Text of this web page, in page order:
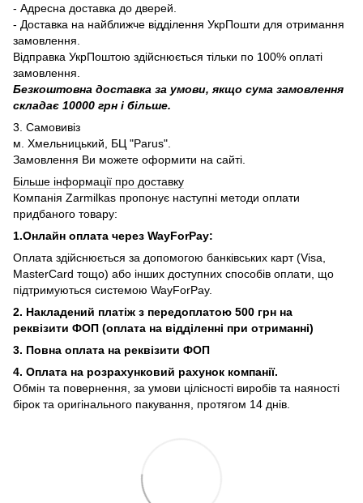
- Адресна доставка до дверей.
- Доставка на найближче відділення УкрПошти для отримання
замовлення.
Відправка УкрПоштою здійснюється тільки по 100% оплаті
замовлення.
Безкоштовна доставка за умови, якщо сума замовлення
складає 10000 грн і більше.
3. Самовивіз
м. Хмельницький, БЦ "Parus".
Замовлення Ви можете оформити на сайті.
Більше інформації про доставку
Компанія Zarmilkas пропонує наступні методи оплати
придбаного товару:
1.Онлайн оплата через WayForPay:
Оплата здійснюється за допомогою банківських карт (Visa,
MasterCard тощо) або інших доступних способів оплати, що
підтримуються системою WayForPay.
2. Накладений платіж з передоплатою 500 грн на
реквізити ФОП (оплата на відділенні при отриманні)
3. Повна оплата на реквізити ФОП
4. Оплата на розрахунковий рахунок компанії.
Обмін та повернення, за умови цілісності виробів та наяності
бірок та оригінального пакування, протягом 14 днів.